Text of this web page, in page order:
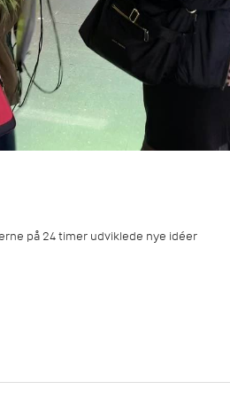
på 24 timer udviklede nye idéer